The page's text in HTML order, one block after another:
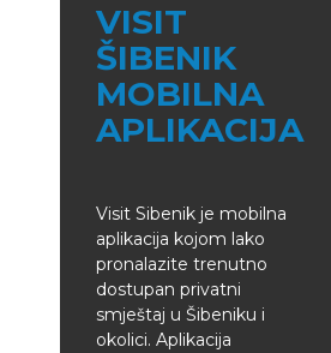
VISIT
ŠIBENIK
MOBILNA
APLIKACIJA
Visit Sibenik je mobilna
aplikacija kojom lako
pronalazite trenutno
dostupan privatni
smještaj u Šibeniku i
okolici. Aplikacija